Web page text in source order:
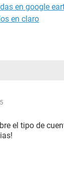
en google
en claro
el tipo de